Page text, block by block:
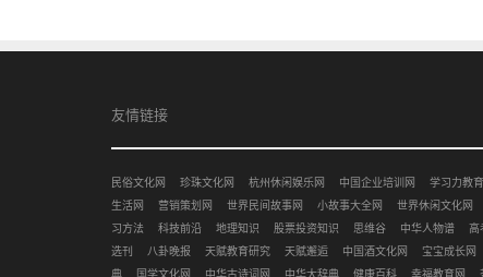
友情链接
民俗文化网 珍珠文化网 杭州休闲娱乐网 中国企业培训网 学习力教
生活网
营销策划网 世界民间故事网 小故事大全网 世界休闲文化网
习方法
科技前沿 地理知识 股票投资知识 思维谷 中华人物谱 高
选刊
八卦晚报 天赋教育研究 天赋邂逅 中国酒文化网 宝宝成长网
典
国学文化网 中华古诗词网 中华大辞典 健康百科 幸福教育网